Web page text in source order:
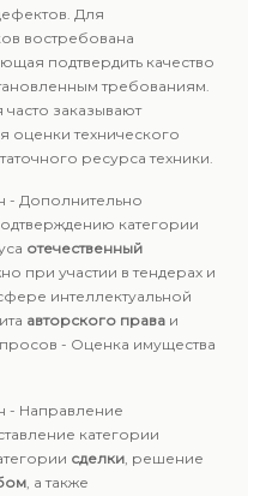
Для
востребована
подтвердить качество
требованиям.
заказывают
оценки технического
ресурса техники.
- Дополнительно
категории
отечественный
при участии в тендерах и
интеллектуальной
авторского права и
- Оценка имущества
- Направление
категории
сделки, решение
, а также